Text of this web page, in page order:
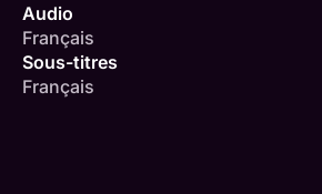
Audio
Français
Sous-titres
Français